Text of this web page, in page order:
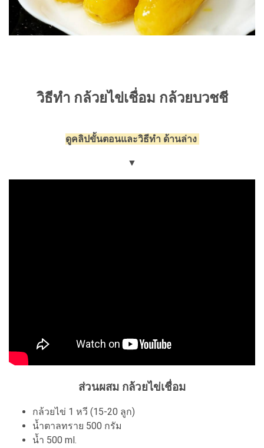
วิธีทำ กล้วยไข่เชื่อม กล้วยบวชชี
ดูคลิปขั้นตอนและวิธีทำ ด้านล่าง
▼
ส่วนผสม กล้วยไข่เชื่อม
กล้วยไข่ 1 หวี (15-20 ลูก)
น้ำตาลทราย 500 กรัม
น้ำ 500 ml.